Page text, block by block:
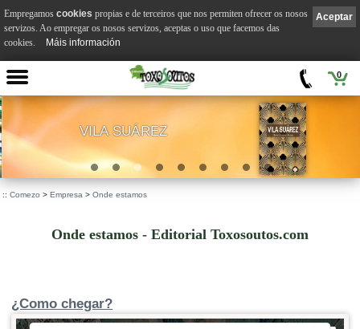
0
VILA SUÁREZ
:: Comezo > Empresa > Onde estamos
Onde estamos - Editorial Toxosoutos.com
¿Como chegar?
Aceptar
Empregamos cookies propias e de terceiros que nos permiten ofrecer os nosos
servizos. Ao empregar os nosos servizos, aceptas o uso que facemos das
cookies.
Máis información